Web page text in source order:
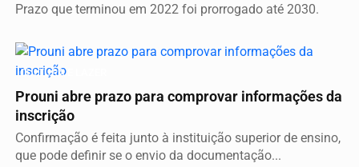
Prazo que terminou em 2022 foi prorrogado até 2030.
CULTURA E LAZER
Prouni abre prazo para comprovar informações da
inscrição
Confirmação é feita junto à instituição superior de ensino,
que pode definir se o envio da documentação...